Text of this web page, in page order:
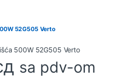
52G505 Verto
sa pdv-om